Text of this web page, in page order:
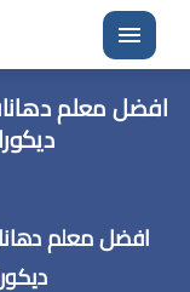
القائمة
افضل معلم
افضل معلم